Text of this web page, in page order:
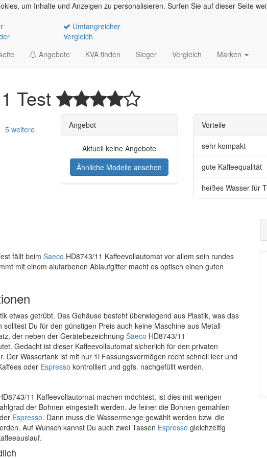
um Inhalte und Anzeigen zu personalisieren. Surfen Sie auf dieser Seite
Umfangreicher
Vergleich
Angebote KVA finden Sieger Vergleich Marken
Test
5 weitere Angebot
Aktuell keine Angebote
Ähnliche Modelle ansehen
Vorteile
sehr kompakt
gute Kaffeequalität
heißes Wasser für
fällt beim Saeco HD8743/11 Kaffeevollautomat vor allem sein rundes
mit einem alufarbenen Ablaufgitter macht es optisch einen guten
etwas getrübt. Das Gehäuse besteht überwiegend aus Plastik, was das
Du für den günstigen Preis auch keine Maschine aus Metall
der neben der Gerätebezeichnung Saeco HD8743/11
Gedacht ist dieser Kaffeevollautomat sicherlich für den privaten
Der Wassertank ist mit nur 1l Fassungsvermögen recht schnell leer und
oder Espresso kontrolliert und ggfs. nachgefüllt werden.
11 Kaffeevollautomat machen möchtest, ist dies mit wenigen
der Bohnen eingestellt werden. Je feiner die Bohnen gemahlen
Espresso. Dann muss die Wassermenge gewählt werden bzw. die
Auf Wunsch kannst Du auch zwei Tassen Espresso gleichzeitig